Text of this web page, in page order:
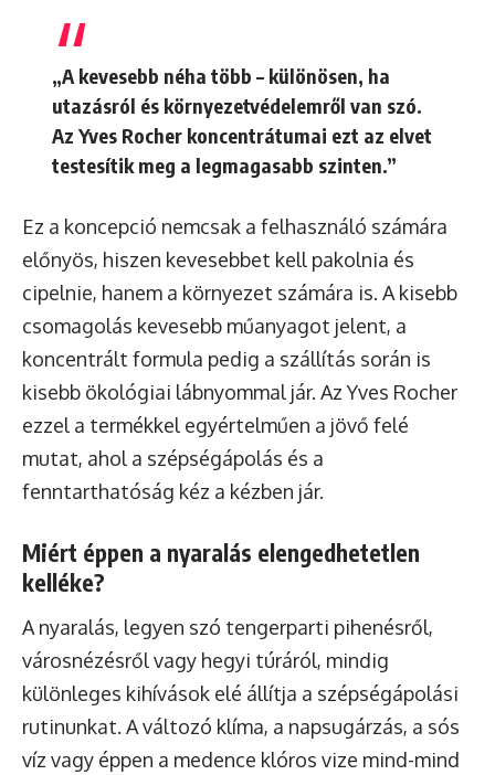
„A kevesebb néha több – különösen, ha
utazásról és környezetvédelemről van szó.
Az Yves Rocher koncentrátumai ezt az elvet
testesítik meg a legmagasabb szinten.”
Ez a koncepció nemcsak a felhasználó számára
előnyös, hiszen kevesebbet kell pakolnia és
cipelnie, hanem a környezet számára is. A kisebb
csomagolás kevesebb műanyagot jelent, a
koncentrált formula pedig a szállítás során is
kisebb ökológiai lábnyommal jár. Az Yves Rocher
ezzel a termékkel egyértelműen a jövő felé
mutat, ahol a szépségápolás és a
fenntarthatóság kéz a kézben jár.
Miért éppen a nyaralás elengedhetetlen
kelléke?
A nyaralás, legyen szó tengerparti pihenésről,
városnézésről vagy hegyi túráról, mindig
különleges kihívások elé állítja a szépségápolási
rutinunkat. A változó klíma, a napsugárzás, a sós
víz vagy éppen a medence klóros vize mind-mind